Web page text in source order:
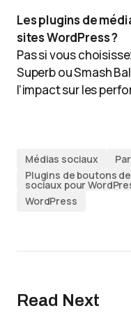
Les plugins de
sites WordPress ?
Pas si vous
Superb ou Smash
l’impact sur les
Médias sociaux
Plugins de boutons
sociaux pour
WordPress
Read Next